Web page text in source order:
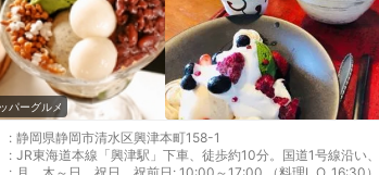
パーグルメ
: 静岡県静岡市清水区興津本町158-1
: JR東海道本線「興津駅」下車、徒歩約10分。国道1号線沿い